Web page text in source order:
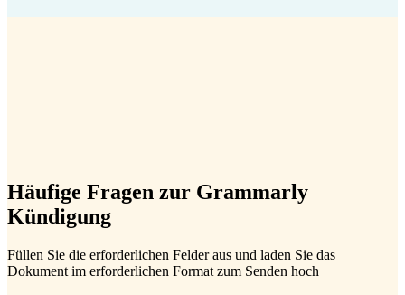
Häufige Fragen zur Grammarly
Kündigung
Füllen Sie die erforderlichen Felder aus und laden Sie das
Dokument im erforderlichen Format zum Senden hoch